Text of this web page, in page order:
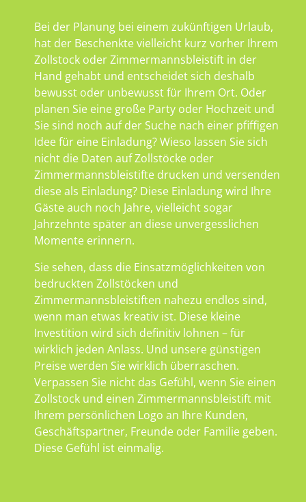
Bei der Planung bei einem zukünftigen Urlaub,
hat der Beschenkte vielleicht kurz vorher Ihrem
Zollstock oder Zimmermannsbleistift in der
Hand gehabt und entscheidet sich deshalb
bewusst oder unbewusst für Ihrem Ort. Oder
planen Sie eine große Party oder Hochzeit und
Sie sind noch auf der Suche nach einer pfiffigen
Idee für eine Einladung? Wieso lassen Sie sich
nicht die Daten auf Zollstöcke oder
Zimmermannsbleistifte drucken und versenden
diese als Einladung? Diese Einladung wird Ihre
Gäste auch noch Jahre, vielleicht sogar
Jahrzehnte später an diese unvergesslichen
Momente erinnern.
Sie sehen, dass die Einsatzmöglichkeiten von
bedruckten Zollstöcken und
Zimmermannsbleistiften nahezu endlos sind,
wenn man etwas kreativ ist. Diese kleine
Investition wird sich definitiv lohnen – für
wirklich jeden Anlass. Und unsere günstigen
Preise werden Sie wirklich überraschen.
Verpassen Sie nicht das Gefühl, wenn Sie einen
Zollstock und einen Zimmermannsbleistift mit
Ihrem persönlichen Logo an Ihre Kunden,
Geschäftspartner, Freunde oder Familie geben.
Diese Gefühl ist einmalig.